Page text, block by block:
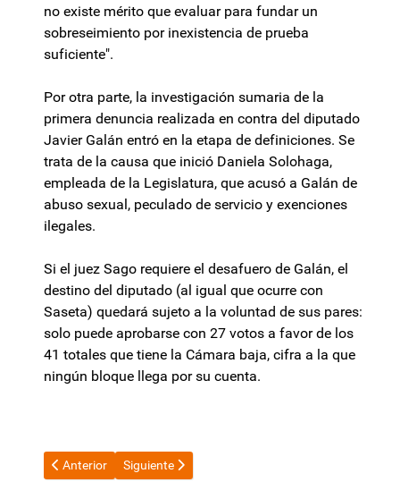
no existe mérito que evaluar para fundar un
sobreseimiento por inexistencia de prueba
suficiente".
Por otra parte, la investigación sumaria de la
primera denuncia realizada en contra del diputado
Javier Galán entró en la etapa de definiciones. Se
trata de la causa que inició Daniela Solohaga,
empleada de la Legislatura, que acusó a Galán de
abuso sexual, peculado de servicio y exenciones
ilegales.
Si el juez Sago requiere el desafuero de Galán, el
destino del diputado (al igual que ocurre con
Saseta) quedará sujeto a la voluntad de sus pares:
solo puede aprobarse con 27 votos a favor de los
41 totales que tiene la Cámara baja, cifra a la que
ningún bloque llega por su cuenta.
Artículo anterior: Más ajuste: Javier Milei avanza ahora con el
Anterior Artículo siguiente: Pullaro dice que si Adorni
Siguiente